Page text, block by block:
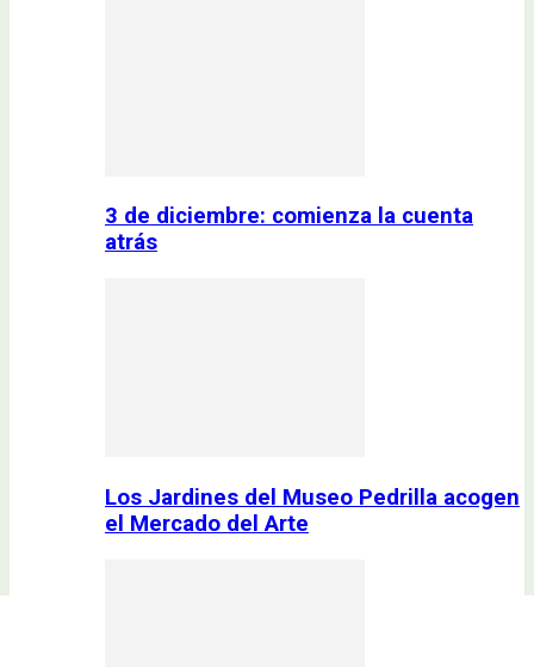
3 de diciembre: comienza la cuenta
atrás
Los Jardines del Museo Pedrilla acogen
el Mercado del Arte